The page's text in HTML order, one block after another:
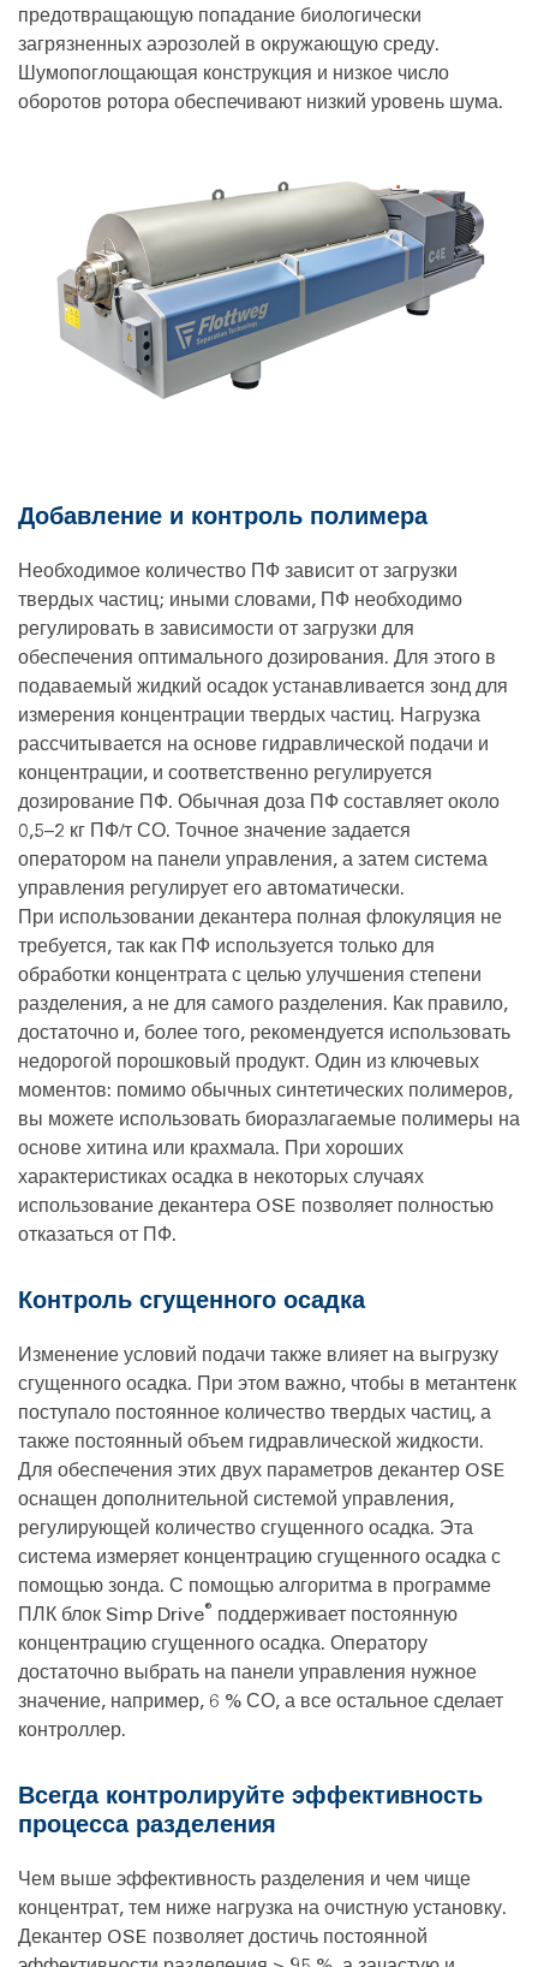
предотвращающую попадание биологически
загрязненных аэрозолей в окружающую среду.
Шумопоглощающая конструкция и низкое число
оборотов ротора обеспечивают низкий уровень шума.
Добавление и контроль полимера
Необходимое количество ПФ зависит от загрузки
твердых частиц; иными словами, ПФ необходимо
регулировать в зависимости от загрузки для
обеспечения оптимального дозирования. Для этого в
подаваемый жидкий осадок устанавливается зонд для
измерения концентрации твердых частиц. Нагрузка
рассчитывается на основе гидравлической подачи и
концентрации, и соответственно регулируется
дозирование ПФ. Обычная доза ПФ составляет около
0,5–2 кг ПФ/т СО. Точное значение задается
оператором на панели управления, а затем система
управления регулирует его автоматически.
При использовании декантера полная флокуляция не
требуется, так как ПФ используется только для
обработки концентрата с целью улучшения степени
разделения, а не для самого разделения. Как правило,
достаточно и, более того, рекомендуется использовать
недорогой порошковый продукт. Один из ключевых
моментов: помимо обычных синтетических полимеров,
вы можете использовать биоразлагаемые полимеры на
основе хитина или крахмала. При хороших
характеристиках осадка в некоторых случаях
использование декантера OSE позволяет полностью
отказаться от ПФ.
Контроль сгущенного осадка
Изменение условий подачи также влияет на выгрузку
сгущенного осадка. При этом важно, чтобы в метантенк
поступало постоянное количество твердых частиц, а
также постоянный объем гидравлической жидкости.
Для обеспечения этих двух параметров декантер OSE
оснащен дополнительной системой управления,
регулирующей количество сгущенного осадка. Эта
система измеряет концентрацию сгущенного осадка с
помощью зонда. С помощью алгоритма в программе
ПЛК блок Simp Drive® поддерживает постоянную
концентрацию сгущенного осадка. Оператору
достаточно выбрать на панели управления нужное
значение, например, 6 % СО, а все остальное сделает
контроллер.
Всегда контролируйте эффективность
процесса разделения
Чем выше эффективность разделения и чем чище
концентрат, тем ниже нагрузка на очистную установку.
Декантер OSE позволяет достичь постоянной